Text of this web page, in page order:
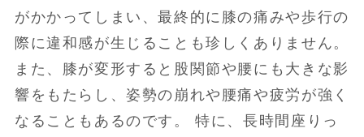
がかかってしまい、最終的に膝の痛みや歩行の
際に違和感が生じることも珍しくありません。
また、膝が変形すると股関節や腰にも大きな影
響をもたらし、姿勢の崩れや腰痛や疲労が強く
なることもあるのです。 特に、長時間座りっ